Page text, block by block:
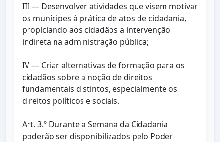
III — Desenvolver atividades que visem motivar
os munícipes à prática de atos de cidadania,
propiciando aos cidadãos a intervenção
indireta na administração pública;
IV — Criar alternativas de formação para os
cidadãos sobre a noção de direitos
fundamentais distintos, especialmente os
direitos políticos e sociais.
Art. 3.º Durante a Semana da Cidadania
poderão ser disponibilizados pelo Poder